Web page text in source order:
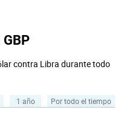
contra Libra durante todo
1 año Por todo el tiempo